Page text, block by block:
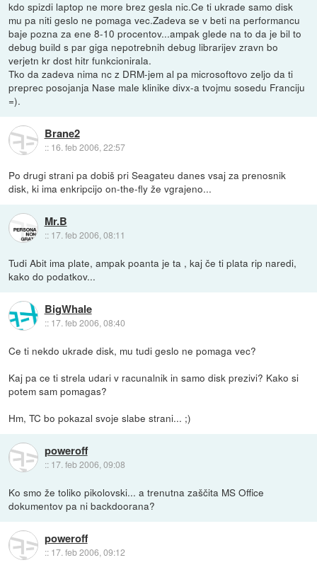
kdo spizdi laptop ne more brez gesla nic.Ce ti ukrade samo disk
mu pa niti geslo ne pomaga vec.Zadeva se v beti na performancu
baje pozna za ene 8-10 procentov...ampak glede na to da je bil to
debug build s par giga nepotrebnih debug librarijev zravn bo
verjetn kr dost hitr funkcionirala.
Tko da zadeva nima nc z DRM-jem al pa microsoftovo zeljo da ti
preprec posojanja Nase male klinike divx-a tvojmu sosedu Franciju
=).
Brane2
:: 16. feb 2006, 22:57
Po drugi strani pa dobiš pri Seagateu danes vsaj za prenosnik
disk, ki ima enkripcijo on-the-fly že vgrajeno...
Mr.B
:: 17. feb 2006, 08:11
Tudi Abit ima plate, ampak poanta je ta , kaj če ti plata rip naredi,
kako do podatkov...
BigWhale
:: 17. feb 2006, 08:40
Ce ti nekdo ukrade disk, mu tudi geslo ne pomaga vec?
Kaj pa ce ti strela udari v racunalnik in samo disk prezivi? Kako si
potem sam pomagas?
Hm, TC bo pokazal svoje slabe strani... ;)
poweroff
:: 17. feb 2006, 09:08
Ko smo že toliko pikolovski... a trenutna zaščita MS Office
dokumentov pa ni backdoorana?
poweroff
:: 17. feb 2006, 09:12